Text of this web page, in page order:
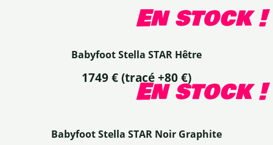
En stock !
Babyfoot Stella STAR Hêtre
1749 € (tracé +80 €)
En stock !
Babyfoot Stella STAR Noir Graphite